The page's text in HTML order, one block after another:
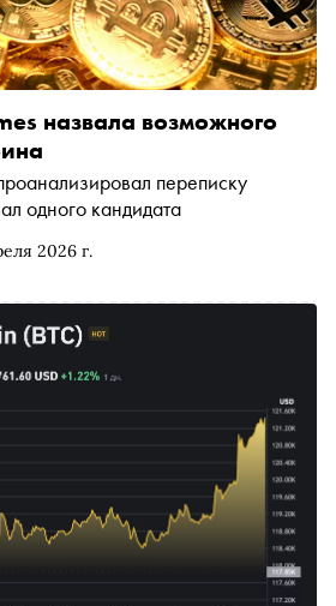
2026 г.
назвала возможного
переписку
одного кандидата